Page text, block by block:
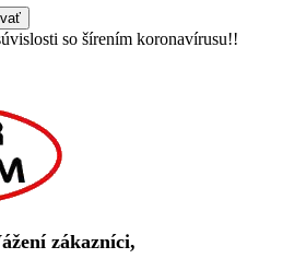
so šírením koronavírusu!!
zákazníci,